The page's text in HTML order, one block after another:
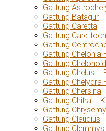
Gattung
Gattung Batagur
Gattung Caretta
Gattung
Gattung
Gattung Chelonia
Gattung
Gattung Chelus –
Gattung Chelydra
Gattung Chersina
Gattung Chitra –
Gattung
Gattung Claudius
Gattung Clemmys